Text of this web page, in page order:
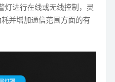
进行在线或无线控制，灵
并增加通信范围方面的有